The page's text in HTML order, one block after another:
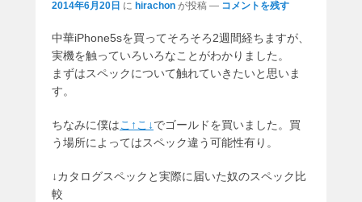
ナ
ゲ
ー
シ
2014年6月20日 に hirachon が投稿 — コメントを残す
中華iPhone5sを買ってそろそろ2週間経ちますが、
実機を触っていろいろなことがわかりました。
まずはスペックについて触れていきたいと思いま
す。
ちなみに僕はこ↑こ↓でゴールドを買いました。買
う場所によってはスペック違う可能性有り。
↓カタログスペックと実際に届いた奴のスペック比
較